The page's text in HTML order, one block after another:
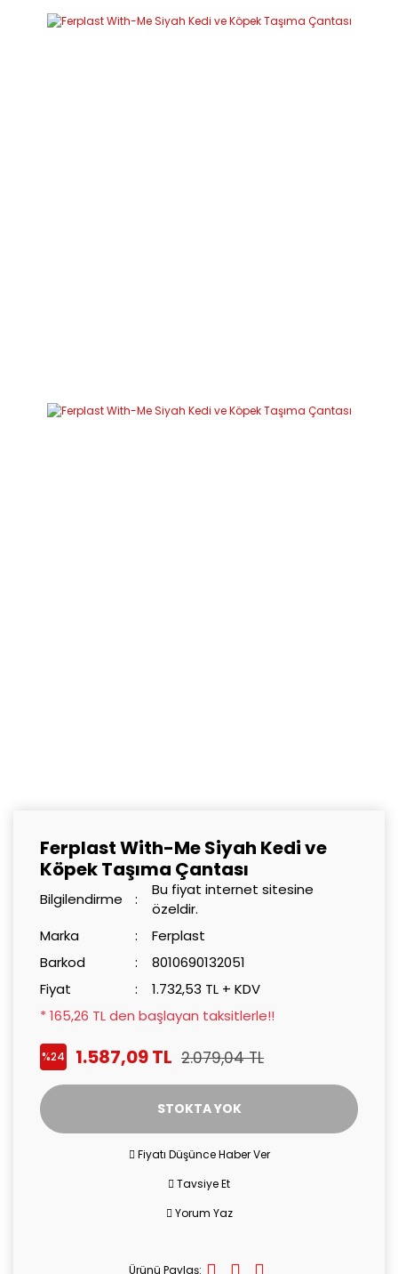
Ferplast With-Me Siyah Kedi ve
Köpek Taşıma Çantası
Bilgilendirme
Bu fiyat internet sitesine
özeldir.
Marka
Ferplast
Barkod
8010690132051
Fiyat
1.732,53 TL + KDV
* 165,26 TL den başlayan taksitlerle!!
%24 1.587,09 TL 2.079,04 TL
STOKTA YOK
Fiyatı Düşünce Haber Ver
Tavsiye Et
Yorum Yaz
Ürünü Paylaş: